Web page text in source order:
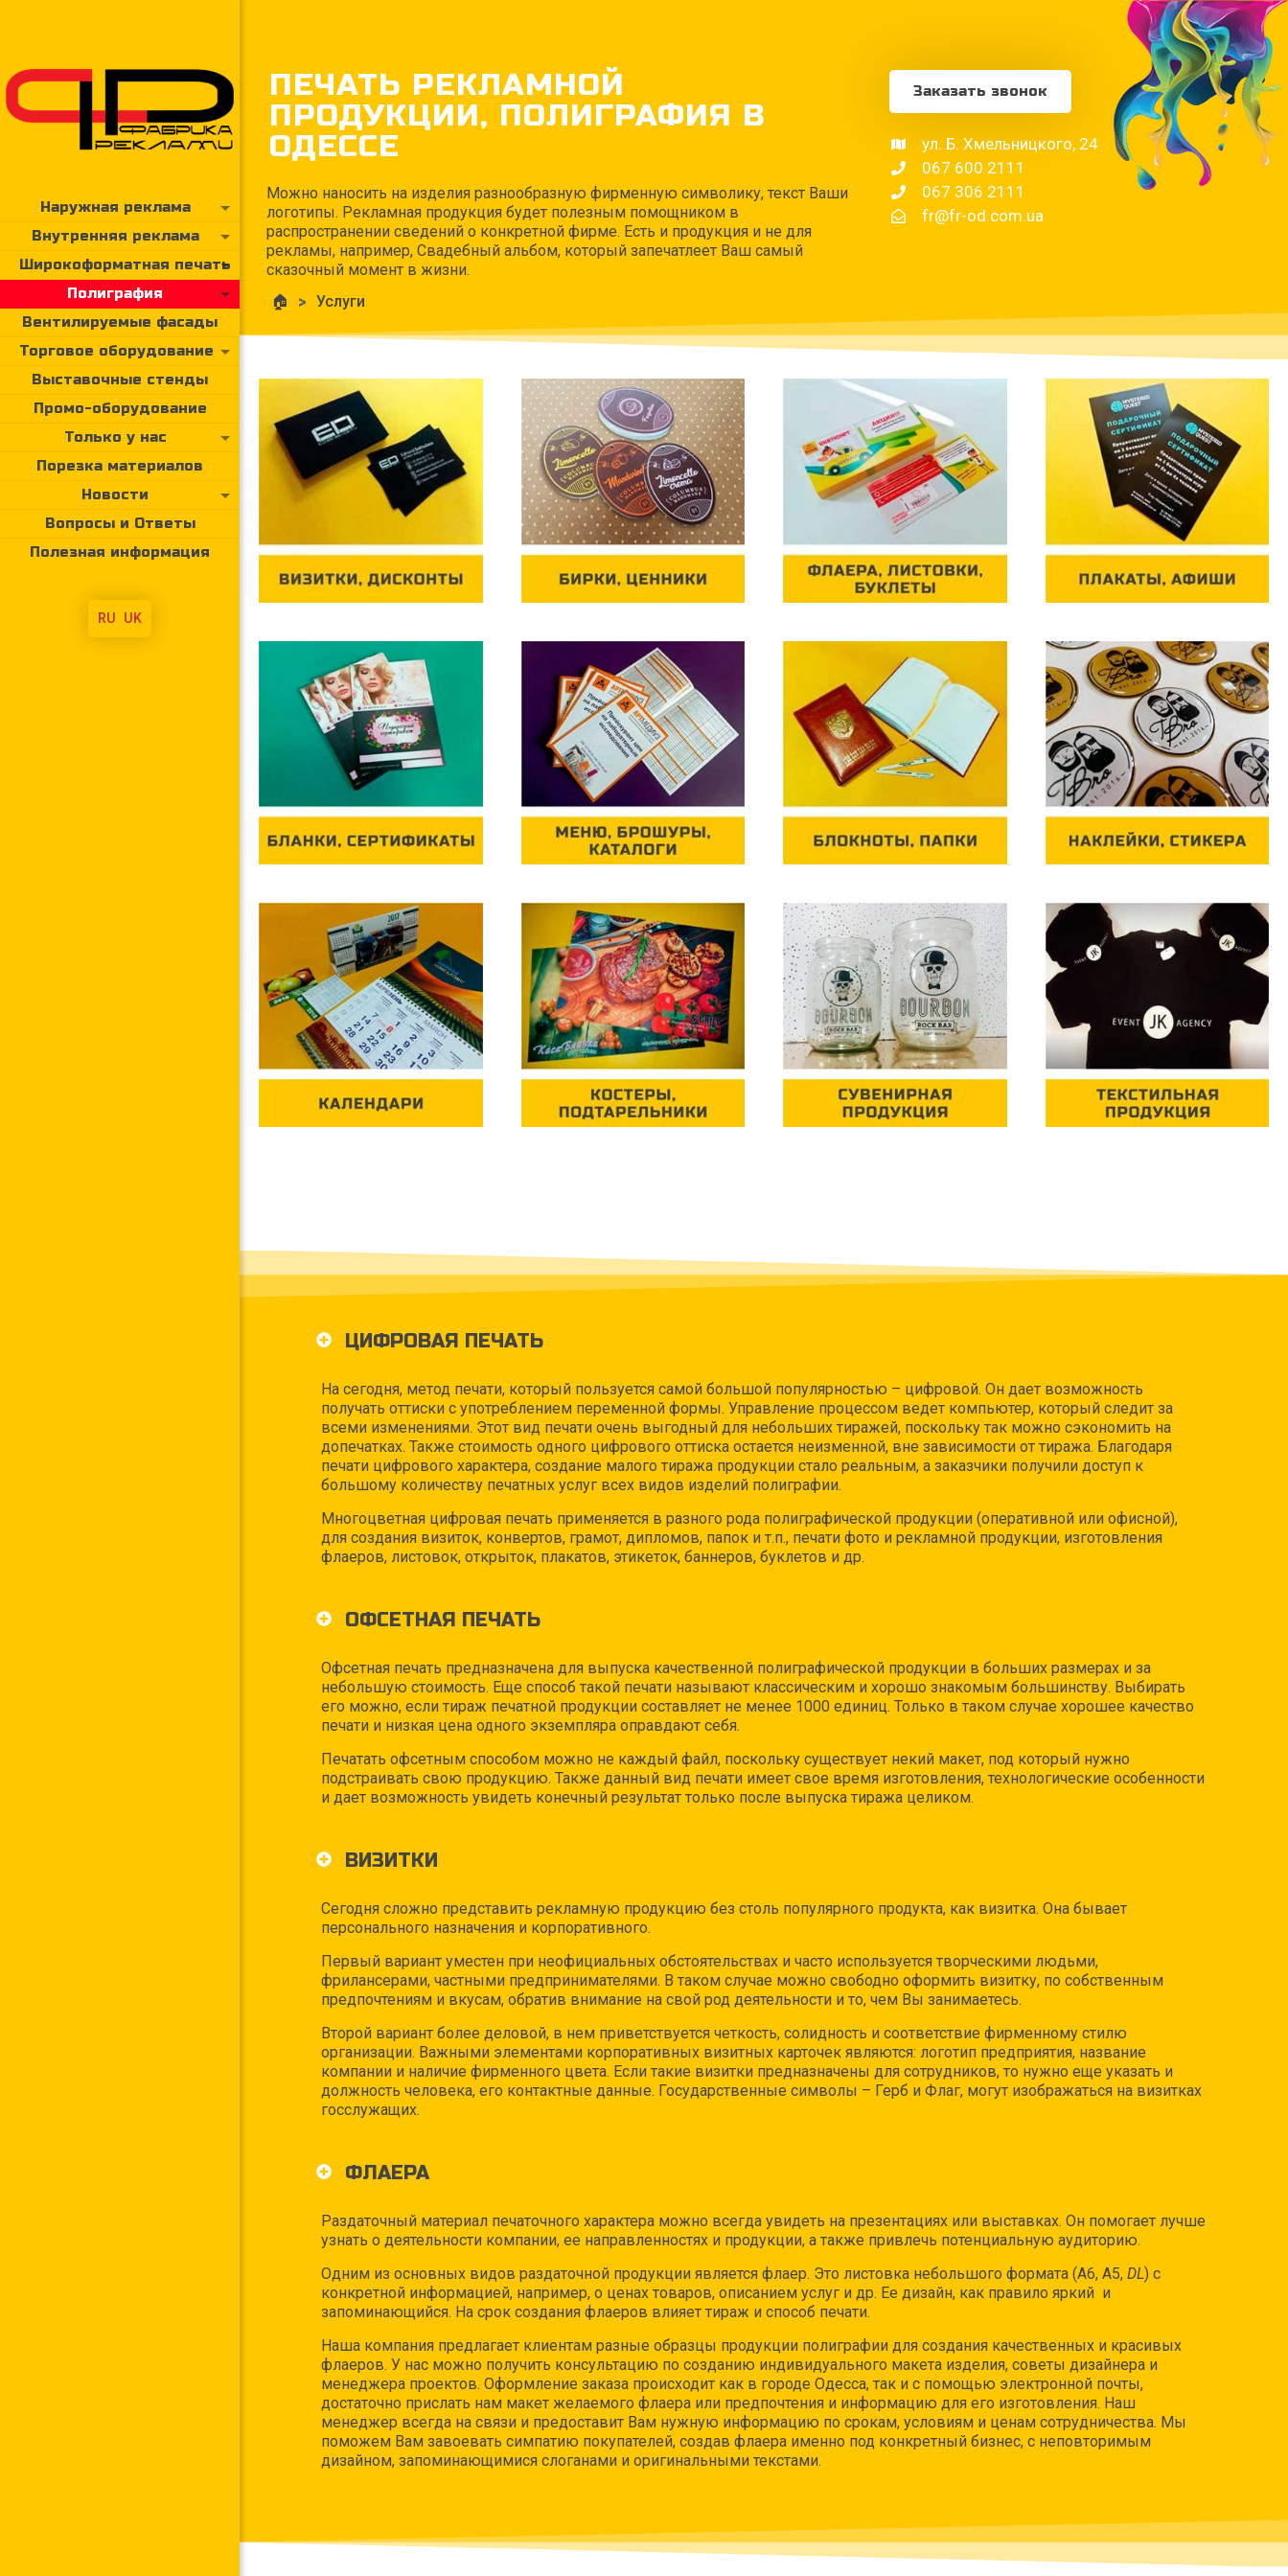
Наружная реклама
Внутренняя реклама
Широкоформатная печать
Полиграфия
Вентилируемые фасады
Торговое оборудование
Выставочные стенды
Промо-оборудование
Только у нас
Порезка материалов
Новости
Вопросы и Ответы
Полезная информация
RU UK
ПЕЧАТЬ РЕКЛАМНОЙ
ПРОДУКЦИИ, ПОЛИГРАФИЯ В
ОДЕССЕ
Можно наносить на изделия разнообразную фирменную символику, текст Ваши
логотипы. Рекламная продукция будет полезным помощником в
распространении сведений о конкретной фирме. Есть и продукция и не для
рекламы, например, Свадебный альбом, который запечатлеет Ваш самый
сказочный момент в жизни.
🏠
> Услуги
Заказать звонок
ул. Б. Хмельницкого, 24
067 600 2111
067 306 2111
fr@fr-od.com.ua
ЦИФРОВАЯ ПЕЧАТЬ
На сегодня, метод печати, который пользуется самой большой популярностью – цифровой. Он дает возможность
получать оттиски с употреблением переменной формы. Управление процессом ведет компьютер, который следит за
всеми изменениями. Этот вид печати очень выгодный для небольших тиражей, поскольку так можно сэкономить на
допечатках. Также стоимость одного цифрового оттиска остается неизменной, вне зависимости от тиража. Благодаря
печати цифрового характера, создание малого тиража продукции стало реальным, а заказчики получили доступ к
большому количеству печатных услуг всех видов изделий полиграфии.
Многоцветная цифровая печать применяется в разного рода полиграфической продукции (оперативной или офисной),
для создания визиток, конвертов, грамот, дипломов, папок и т.п., печати фото и рекламной продукции, изготовления
флаеров, листовок, открыток, плакатов, этикеток, баннеров, буклетов и др.
ОФСЕТНАЯ ПЕЧАТЬ
Офсетная печать предназначена для выпуска качественной полиграфической продукции в больших размерах и за
небольшую стоимость. Еще способ такой печати называют классическим и хорошо знакомым большинству. Выбирать
его можно, если тираж печатной продукции составляет не менее 1000 единиц. Только в таком случае хорошее качество
печати и низкая цена одного экземпляра оправдают себя.
Печатать офсетным способом можно не каждый файл, поскольку существует некий макет, под который нужно
подстраивать свою продукцию. Также данный вид печати имеет свое время изготовления, технологические особенности
и дает возможность увидеть конечный результат только после выпуска тиража целиком.
ВИЗИТКИ
Сегодня сложно представить рекламную продукцию без столь популярного продукта, как визитка. Она бывает
персонального назначения и корпоративного.
Первый вариант уместен при неофициальных обстоятельствах и часто используется творческими людьми,
фрилансерами, частными предпринимателями. В таком случае можно свободно оформить визитку, по собственным
предпочтениям и вкусам, обратив внимание на свой род деятельности и то, чем Вы занимаетесь.
Второй вариант более деловой, в нем приветствуется четкость, солидность и соответствие фирменному стилю
организации. Важными элементами корпоративных визитных карточек являются: логотип предприятия, название
компании и наличие фирменного цвета. Если такие визитки предназначены для сотрудников, то нужно еще указать и
должность человека, его контактные данные. Государственные символы – Герб и Флаг, могут изображаться на визитках
госслужащих.
ФЛАЕРА
Раздаточный материал печаточного характера можно всегда увидеть на презентациях или выставках. Он помогает лучше
узнать о деятельности компании, ее направленностях и продукции, а также привлечь потенциальную аудиторию.
Одним из основных видов раздаточной продукции является флаер. Это листовка небольшого формата (А6, А5, DL) с
конкретной информацией, например, о ценах товаров, описанием услуг и др. Ее дизайн, как правило яркий и
запоминающийся. На срок создания флаеров влияет тираж и способ печати.
Наша компания предлагает клиентам разные образцы продукции полиграфии для создания качественных и красивых
флаеров. У нас можно получить консультацию по созданию индивидуального макета изделия, советы дизайнера и
менеджера проектов. Оформление заказа происходит как в городе Одесса, так и с помощью электронной почты,
достаточно прислать нам макет желаемого флаера или предпочтения и информацию для его изготовления. Наш
менеджер всегда на связи и предоставит Вам нужную информацию по срокам, условиям и ценам сотрудничества. Мы
поможем Вам завоевать симпатию покупателей, создав флаера именно под конкретный бизнес, с неповторимым
дизайном, запоминающимися слоганами и оригинальными текстами.